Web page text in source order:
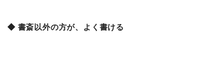
◆ 書斎以外の方が、よく書ける